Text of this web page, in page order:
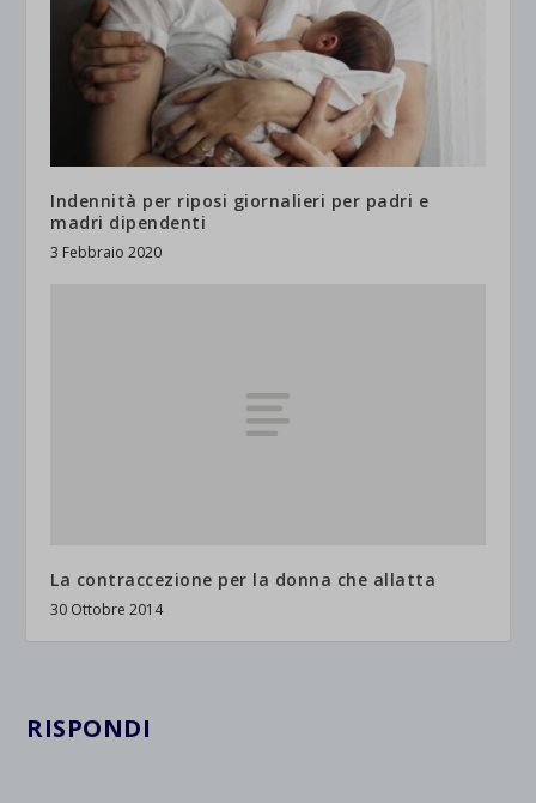
Indennità per riposi giornalieri per padri e
madri dipendenti
3 Febbraio 2020
La contraccezione per la donna che allatta
30 Ottobre 2014
RISPONDI